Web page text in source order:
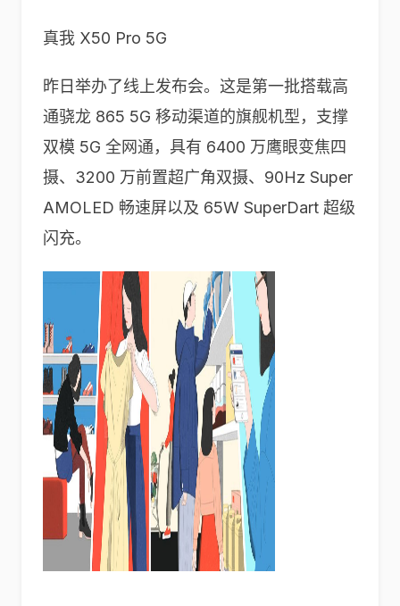
真我 X50 Pro 5G
昨日举办了线上发布会。这是第一批搭载高
通骁龙 865 5G 移动渠道的旗舰机型，支撑
双模 5G 全网通，具有 6400 万鹰眼变焦四
摄、3200 万前置超广角双摄、90Hz Super
AMOLED 畅速屏以及 65W SuperDart 超级
闪充。